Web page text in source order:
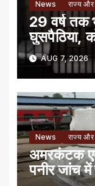
News राज्य
29 वर्ष तक
घुसपैठिया,
AUG 7, 2026
News राज्य
अमरकंटक
पनीर जांच में